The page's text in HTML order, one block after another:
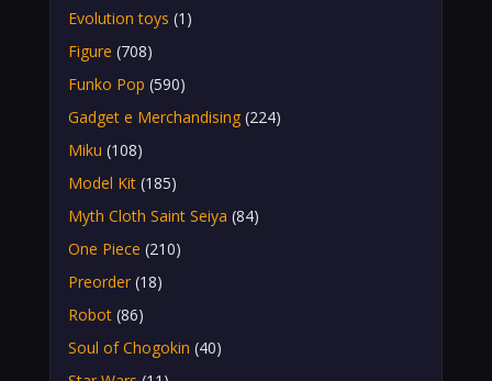
Evolution toys (1)
Figure (708)
Funko Pop (590)
Gadget e Merchandising (224)
Miku (108)
Model Kit (185)
Myth Cloth Saint Seiya (84)
One Piece (210)
Preorder (18)
Robot (86)
Soul of Chogokin (40)